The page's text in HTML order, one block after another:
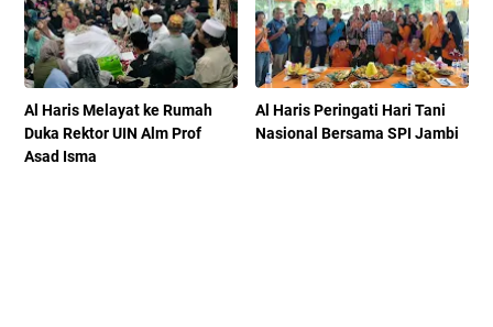
Al Haris Melayat ke Rumah
Duka Rektor UIN Alm Prof
Asad Isma
Al Haris Peringati Hari Tani
Nasional Bersama SPI Jambi